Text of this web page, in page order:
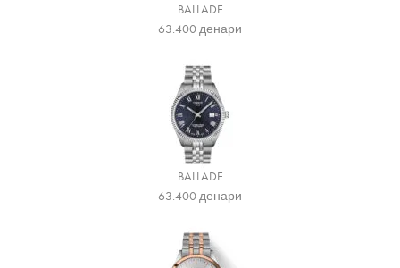
BALLADE
63.400денари
BALLADE
63.400денари